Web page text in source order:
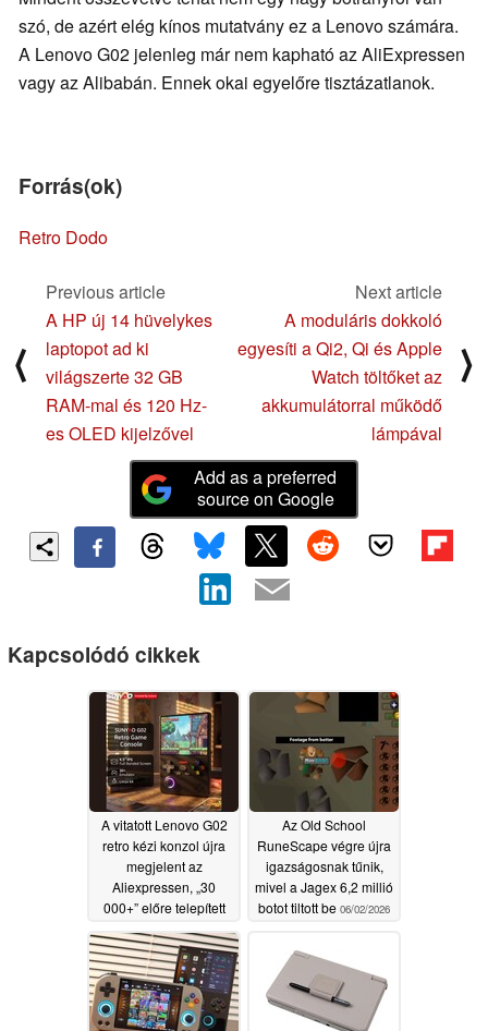
szó, de azért elég kínos mutatvány ez a Lenovo számára.
A Lenovo G02 jelenleg már nem kapható az AliExpressen
vagy az Alibabán. Ennek okai egyelőre tisztázatlanok.
Forrás(ok)
Retro Dodo
⟨
Previous article
A HP új 14 hüvelykes
laptopot ad ki
világszerte 32 GB
RAM-mal és 120 Hz-
es OLED kijelzővel
Next article
A moduláris dokkoló
egyesíti a Qi2, Qi és Apple
Watch töltőket az
akkumulátorral működő
lámpával
⟩
Add as a preferred
source on Google
Kapcsolódó cikkek
A vitatott Lenovo G02
retro kézi konzol újra
megjelent az
Aliexpressen, „30
000+” előre telepített
06/17/2026
Az Old School
RuneScape végre újra
igazságosnak tűnik,
mivel a Jagex 6,2 millió
botot tiltott be 06/02/2026